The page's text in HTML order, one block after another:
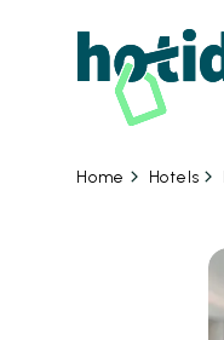
Home Hotels